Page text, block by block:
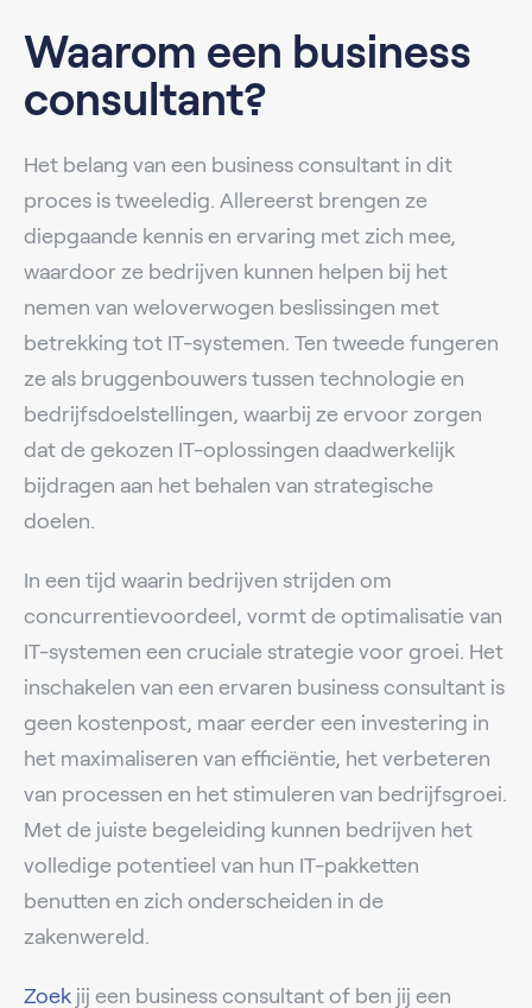
Waarom een business
consultant?
Het belang van een business consultant in dit
proces is tweeledig. Allereerst brengen ze
diepgaande kennis en ervaring met zich mee,
waardoor ze bedrijven kunnen helpen bij het
nemen van weloverwogen beslissingen met
betrekking tot IT-systemen. Ten tweede fungeren
ze als bruggenbouwers tussen technologie en
bedrijfsdoelstellingen, waarbij ze ervoor zorgen
dat de gekozen IT-oplossingen daadwerkelijk
bijdragen aan het behalen van strategische
doelen.
In een tijd waarin bedrijven strijden om
concurrentievoordeel, vormt de optimalisatie van
IT-systemen een cruciale strategie voor groei. Het
inschakelen van een ervaren business consultant is
geen kostenpost, maar eerder een investering in
het maximaliseren van efficiëntie, het verbeteren
van processen en het stimuleren van bedrijfsgroei.
Met de juiste begeleiding kunnen bedrijven het
volledige potentieel van hun IT-pakketten
benutten en zich onderscheiden in de
zakenwereld.
Zoek jij een business consultant of ben jij een